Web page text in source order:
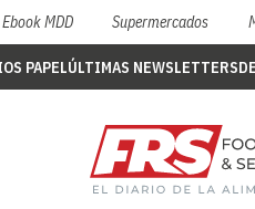
Ebook MDD Supermercados
PAPELÚLTIMAS NEWSLETTERS